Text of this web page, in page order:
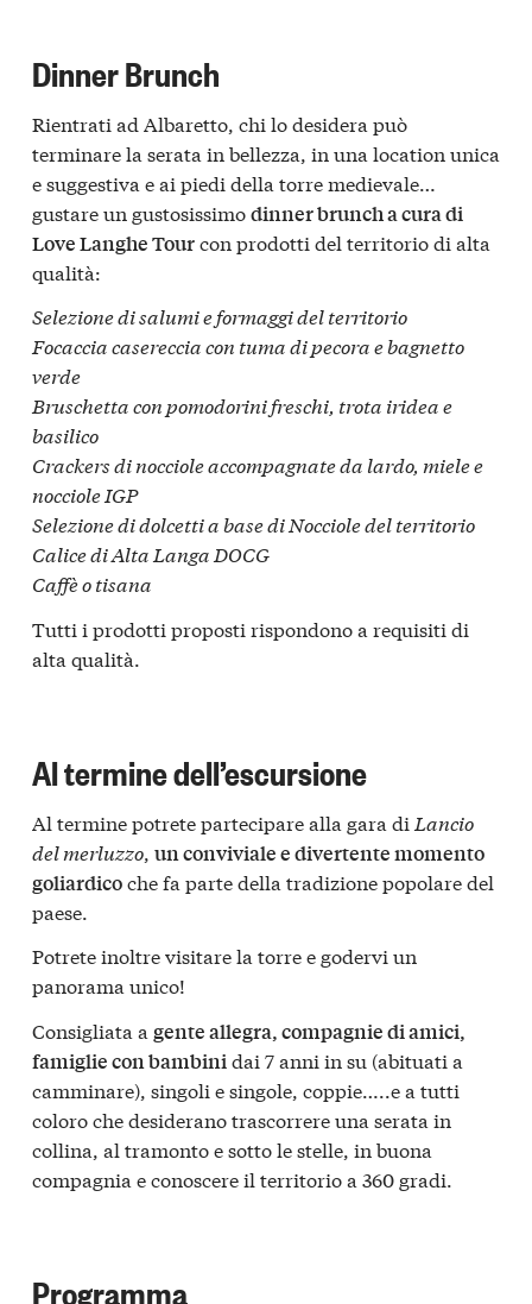
Dinner Brunch
Rientrati ad Albaretto, chi lo desidera può
terminare la serata in bellezza, in una location unica
e suggestiva e ai piedi della torre medievale…
gustare un gustosissimodinner brunch a cura di
Love Langhe Tourcon prodotti del territorio di alta
qualità:
Selezione di salumi e formaggi del territorio
Focaccia casereccia con tuma di pecora e bagnetto
verde
Bruschetta con pomodorini freschi, trota iridea e
basilico
Crackers di nocciole accompagnate da lardo, miele e
nocciole IGP
Selezione di dolcetti a base di Nocciole del territorio
Calice di Alta Langa DOCG
Caffè o tisana
Tutti i prodotti proposti rispondono a requisiti di
alta qualità.
Al termine dell’escursione
Al termine potrete partecipare alla gara di Lancio
del merluzzo, un conviviale e divertente momento
goliardicoche fa parte della tradizione popolare del
paese.
Potrete inoltre visitare la torre e godervi un
panorama unico!
Consigliata a gente allegra, compagnie di amici,
famiglie con bambinidai 7 anni in su (abituati a
camminare), singoli e singole, coppie…..e a tutti
coloro che desiderano trascorrere una serata in
collina, al tramonto e sotto le stelle, in buona
compagnia e conoscere il territorio a 360 gradi.
Programma